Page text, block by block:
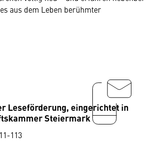
aus dem Leben berühmter
Leseförderung, eingerichtet in
Steiermark
113